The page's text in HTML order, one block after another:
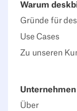
Warum
Gründe für
Use Cases
Zu unseren
Unternehmen
Über